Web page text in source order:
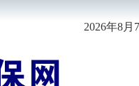
2026年8